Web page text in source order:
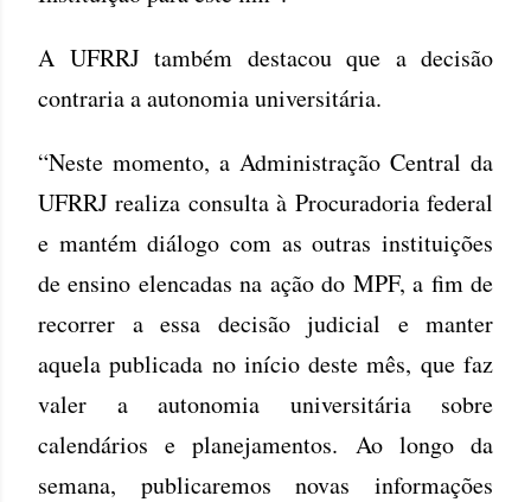
A UFRRJ também destacou que a decisão
contraria a autonomia universitária.
“Neste momento, a Administração Central da
UFRRJ realiza consulta à Procuradoria federal
e mantém diálogo com as outras instituições
de ensino elencadas na ação do MPF, a fim de
recorrer a essa decisão judicial e manter
aquela publicada no início deste mês, que faz
valer a autonomia universitária sobre
calendários e planejamentos. Ao longo da
semana, publicaremos novas informações